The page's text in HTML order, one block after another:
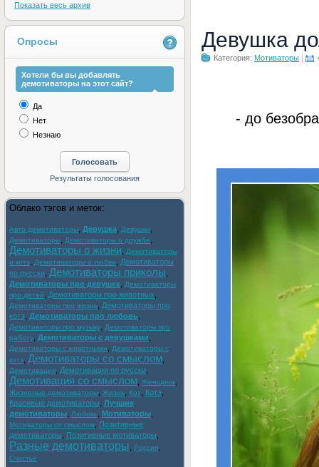
Девушка
Категория: Мотиваторы
- до
Показать весь архив
Опросы
Хотели бы вы добавлять
демотиваторы на этот сайт?
Да
Нет
Незнаю
Облако тэгов и меток:
Авто демотиваторы Девушка Девушки
Демотиваторы Демотиваторы о дружбе
Демотиваторы о жизни
Демотиваторы
о котэ
Демотиваторы о любви
Демотиваторы
по русски Демотиваторы приколы
Демотиваторы про девушек
Демотиваторы
про детей
Демотиваторы про животных
Демотиваторы про жизнь
Демотиваторы про
котэ
Демотиваторы про любовь
Демотиваторы про музыку
Демотиваторы про
работу
Демотиваторы с девушками
Демотиваторы с животными
Демотиваторы с
котэ
Демотиваторы со смыслом
Демотивация Демотивация по русски
Демотивация со смыслом Женщина
Жизненые демотиваторы Жизнь Кот Котэ
Красивые демотиваторы Лучшие
демотиваторы
Любовь Мотиваторы
Мотиваторы со смыслом
Позитивные
демотиваторы
Позитивные мотиваторы
Разные демотиваторы Россия
Счастье